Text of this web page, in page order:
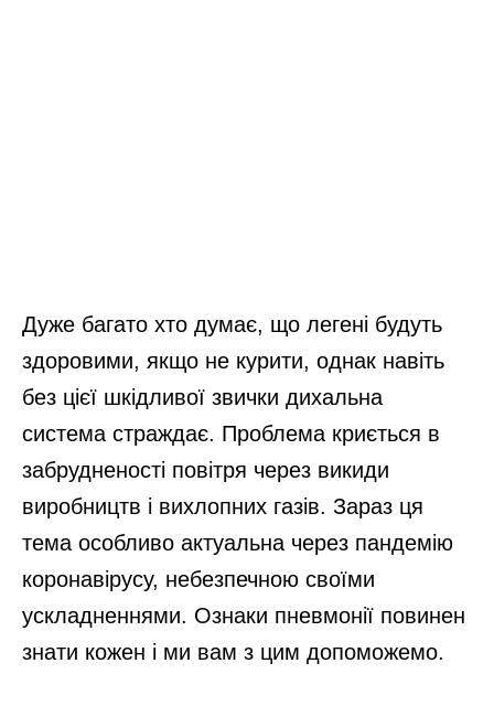
Дуже багато хто думає, що легені будуть
здоровими, якщо не курити, однак навіть
без цієї шкідливої звички дихальна
система страждає. Проблема криється в
забрудненості повітря через викиди
виробництв і вихлопних газів. Зараз ця
тема особливо актуальна через пандемію
коронавірусу, небезпечною своїми
ускладненнями. Ознаки пневмонії повинен
знати кожен і ми вам з цим допоможемо.